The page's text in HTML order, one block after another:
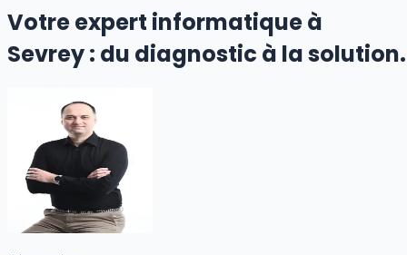
Votre expert informatiqueà
Sevrey: du diagnostic à la solution.